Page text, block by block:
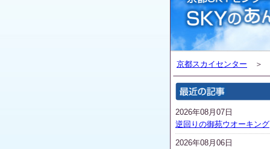
京都スカイセンター ＞
2026年08月07日
逆回りの御苑ウオーキング
2026年08月06日